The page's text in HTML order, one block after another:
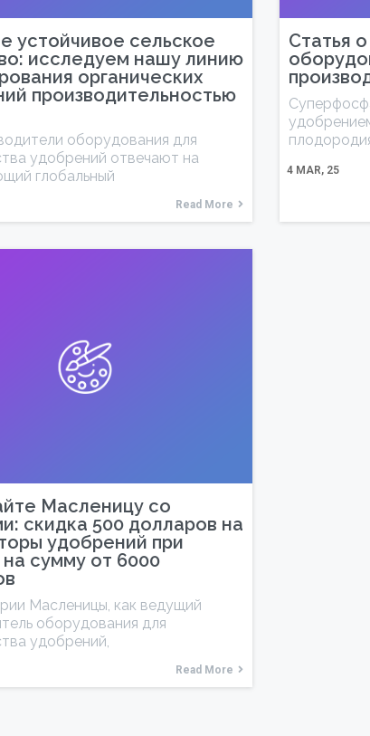
устойчивое сельское
исследуем нашу линию
органических
производительностью
оборудования для
удобрений отвечают на
глобальный
Read More
Статья
4 MAR, 25
Масленицу со
скидка 500 долларов на
удобрений при
на сумму от 6000
Масленицы, как ведущий
оборудования для
удобрений,
Read More